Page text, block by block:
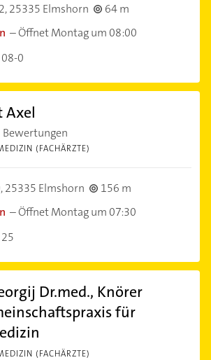
25335 Elmshorn
64 m
–Öffnet Montag um 08:00
0
Axel
Bewertungen
(FACHÄRZTE)
25335 Elmshorn
156 m
–Öffnet Montag um 07:30
Dr.med., Knörer
für
(FACHÄRZTE)